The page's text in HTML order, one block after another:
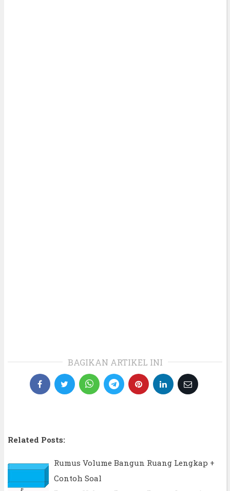
BAGIKAN ARTIKEL INI
Related Posts:
Rumus Volume Bangun Ruang Lengkap +
Contoh Soal